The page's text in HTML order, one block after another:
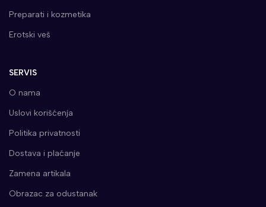
Preparati i kozmetika
Erotski veš
SERVIS
O nama
Uslovi korišćenja
Politika privatnosti
Dostava i plaćanje
Zamena artikala
Obrazac za odustanak